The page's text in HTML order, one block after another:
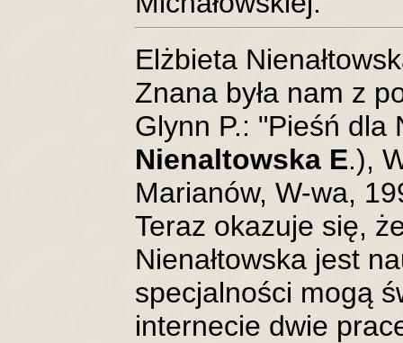
Elżbieta
Znana była nam z
Glynn P.: "Pieśń dla
Nienaltowska E.),
Marianów, W-wa,
Teraz okazuje się,
Nienałtowska jest
specjalności mogą
internecie dwie